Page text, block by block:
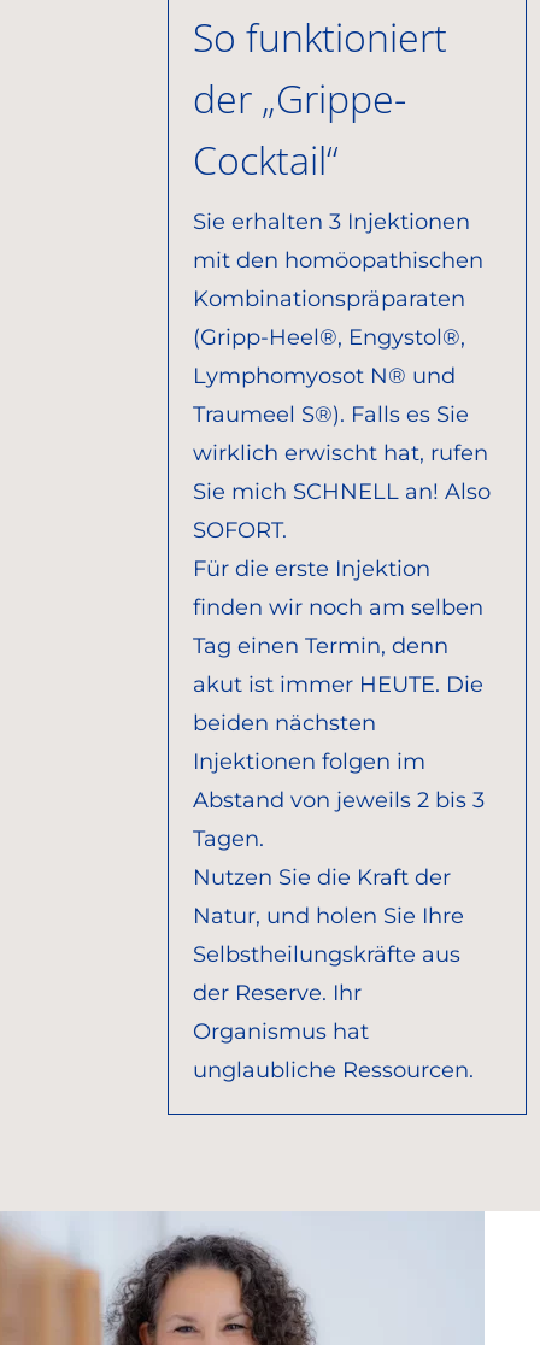
So funktioniert
der „Grippe-
Cocktail“
Sie erhalten 3 Injektionen
mit den homöopathischen
Kombinationspräparaten
(Gripp-Heel®, Engystol®,
Lymphomyosot N® und
Traumeel S®). Falls es Sie
wirklich erwischt hat, rufen
Sie mich SCHNELL an! Also
SOFORT.
Für die erste Injektion
finden wir noch am selben
Tag einen Termin, denn
akut ist immer HEUTE. Die
beiden nächsten
Injektionen folgen im
Abstand von jeweils 2 bis 3
Tagen.
Nutzen Sie die Kraft der
Natur, und holen Sie Ihre
Selbstheilungskräfte aus
der Reserve. Ihr
Organismus hat
unglaubliche Ressourcen.